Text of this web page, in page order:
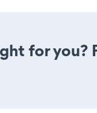
for